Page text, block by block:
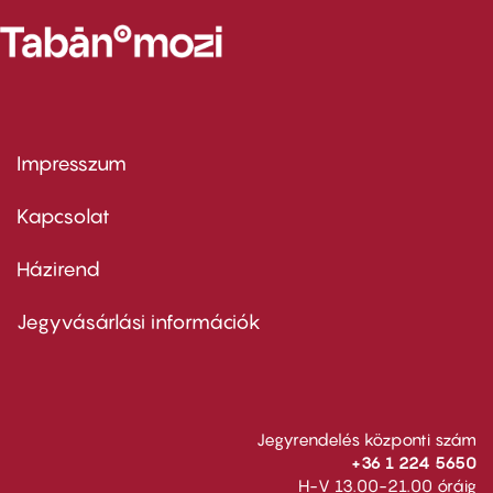
Footer
first
Impresszum
Kapcsolat
Footer
second
Házirend
Jegyvásárlási információk
Jegyrendelés központi szám
+36 1 224 5650
H-V 13.00-21.00 óráig